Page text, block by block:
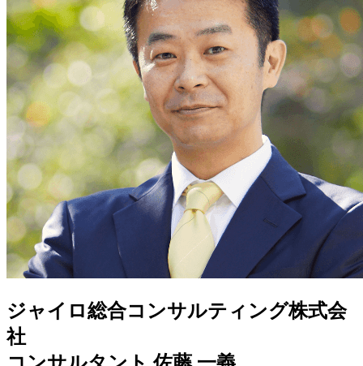
ジャイロ総合コンサルティング株式会
社